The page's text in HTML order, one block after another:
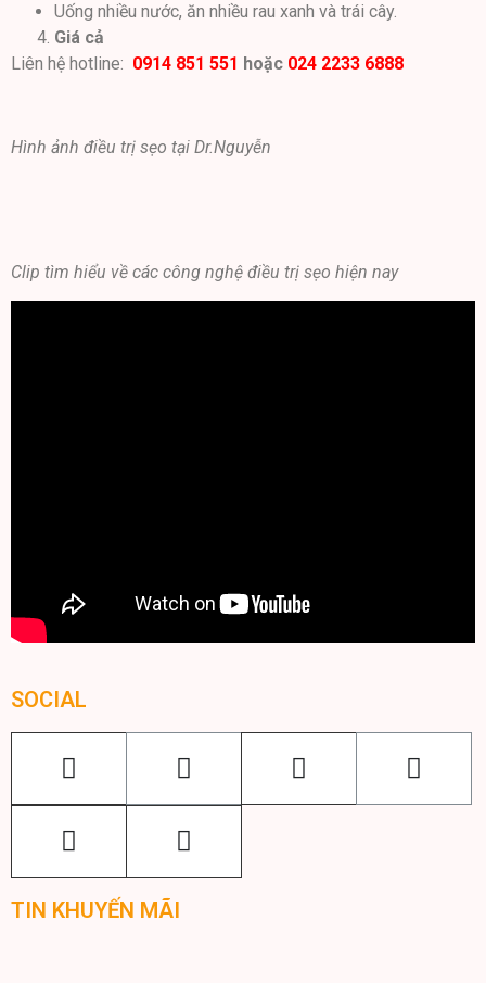
Uống nhiều nước, ăn nhiều rau xanh và trái cây.
Giá cả
Liên hệ hotline: 0914 851 551 hoặc 024 2233 6888
Hình ảnh điều trị sẹo tại Dr.Nguyễn
Clip tìm hiểu về các công nghệ điều trị sẹo hiện nay
SOCIAL
TIN KHUYẾN MÃI